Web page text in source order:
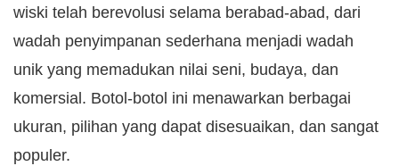
wiski telah berevolusi selama berabad-abad, dari
wadah penyimpanan sederhana menjadi wadah
unik yang memadukan nilai seni, budaya, dan
komersial. Botol-botol ini menawarkan berbagai
ukuran, pilihan yang dapat disesuaikan, dan sangat
populer.